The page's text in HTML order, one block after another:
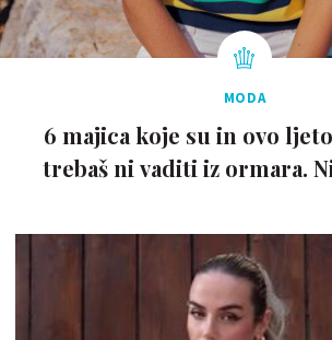
MODA
6 majica koje su in ovo
trebaš ni vaditi iz ormara.